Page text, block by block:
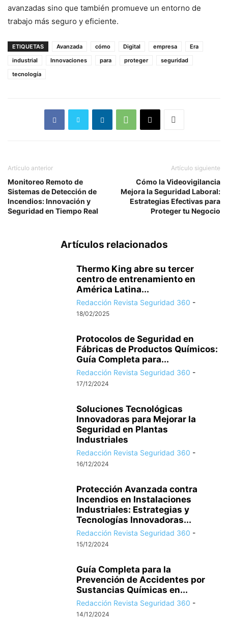
avanzadas sino que también promueve un entorno de
trabajo más seguro y eficiente.
ETIQUETAS Avanzada cómo Digital empresa
Era
industrial
Innovaciones para proteger
seguridad
tecnología
Artículo anterior
Monitoreo Remoto de
Sistemas de Detección de
Incendios: Innovación y
Seguridad en Tiempo Real
Artículo siguiente
Cómo la Videovigilancia
Mejora la Seguridad Laboral:
Estrategias Efectivas para
Proteger tu Negocio
Artículos relacionados
Thermo King abre su tercer
centro de entrenamiento en
América Latina...
Redacción Revista Seguridad 360 -
18/02/2025
Protocolos de Seguridad en
Fábricas de Productos Químicos:
Guía Completa para...
Redacción Revista Seguridad 360 -
17/12/2024
Soluciones Tecnológicas
Innovadoras para Mejorar la
Seguridad en Plantas
Industriales
Redacción Revista Seguridad 360 -
16/12/2024
Protección Avanzada contra
Incendios en Instalaciones
Industriales: Estrategias y
Tecnologías Innovadoras...
Redacción Revista Seguridad 360 -
15/12/2024
Guía Completa para la
Prevención de Accidentes por
Sustancias Químicas en...
Redacción Revista Seguridad 360 -
14/12/2024